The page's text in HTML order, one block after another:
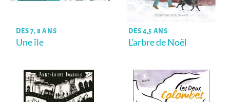
DÈS 7, 8 ANS
Une île
DÈS 4,5 ANS
L’arbre de Noël